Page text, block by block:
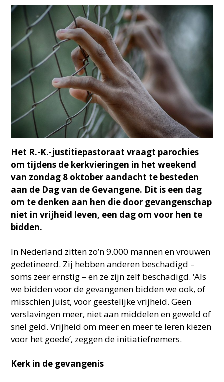
Het R.-K.-justitiepastoraat vraagt parochies
om tijdens de kerkvieringen in het weekend
van zondag 8 oktober aandacht te besteden
aan de Dag van de Gevangene. Dit is een dag
om te denken aan hen die door gevangenschap
niet in vrijheid leven, een dag om voor hen te
bidden.
In Nederland zitten zo’n 9.000 mannen en vrouwen
gedetineerd. Zij hebben anderen beschadigd –
soms zeer ernstig – en ze zijn zelf beschadigd. ‘Als
we bidden voor de gevangenen bidden we ook, of
misschien juist, voor geestelijke vrijheid. Geen
verslavingen meer, niet aan middelen en geweld of
snel geld. Vrijheid om meer en meer te leren kiezen
voor het goede’, zeggen de initiatiefnemers.
Kerk in de gevangenis